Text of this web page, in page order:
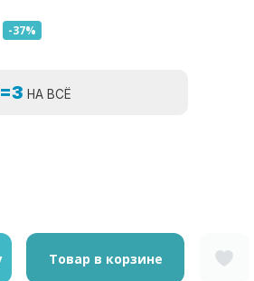
-37%
НА ВСЁ
Товар в корзине